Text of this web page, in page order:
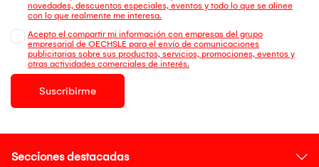
novedades, descuentos especiales, eventos y todo lo que se alinee
con lo que realmente me interesa.
Acepto el compartir mi información con empresas del grupo
empresarial de OECHSLE para el envío de comunicaciones
publicitarias sobre sus productos, servicios, promociones, eventos y
otras actividades comerciales de interés.
Suscribirme
Secciones destacadas